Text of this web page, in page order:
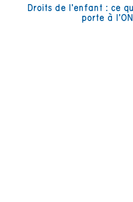
Droits de l’enfant : ce
porte à